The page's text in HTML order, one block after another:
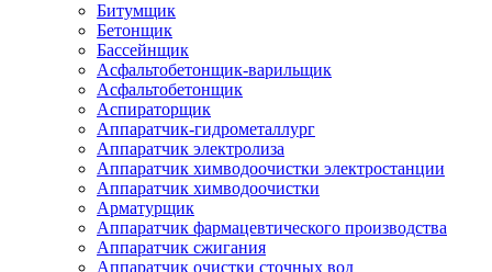
Битумщик
Бетонщик
Бассейнщик
Асфальтобетонщик-варильщик
Асфальтобетонщик
Аспираторщик
Аппаратчик-гидрометаллург
Аппаратчик электролиза
Аппаратчик химводоочистки электростанции
Аппаратчик химводоочистки
Арматурщик
Аппаратчик фармацевтического производства
Аппаратчик сжигания
Аппаратчик очистки сточных вод